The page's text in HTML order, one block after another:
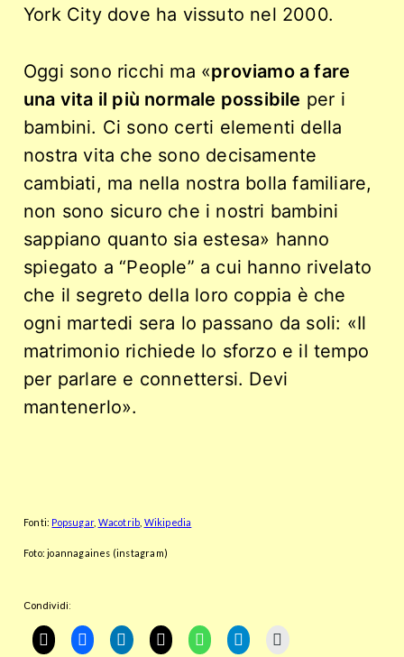
York City dove ha vissuto nel 2000.
Oggi sono ricchi ma «proviamo a fare
una vita il più normale possibile per i
bambini. Ci sono certi elementi della
nostra vita che sono decisamente
cambiati, ma nella nostra bolla familiare,
non sono sicuro che i nostri bambini
sappiano quanto sia estesa» hanno
spiegato a “People” a cui hanno rivelato
che il segreto della loro coppia è che
ogni martedi sera lo passano da soli: «Il
matrimonio richiede lo sforzo e il tempo
per parlare e connettersi. Devi
mantenerlo».
Fonti: Popsugar, Wacotrib Wikipedia
Foto: joannagaines (instagram)
Condividi: